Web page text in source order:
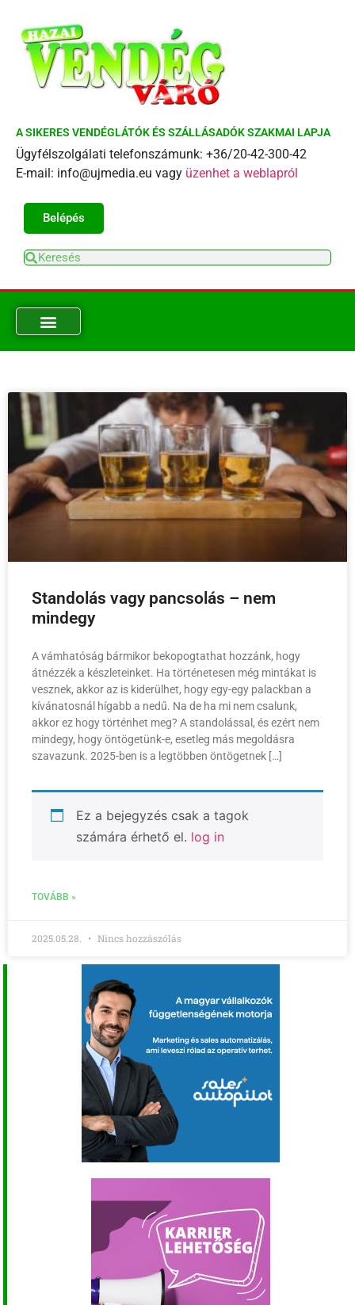
A SIKERES VENDÉGLÁTÓK ÉS SZÁLLÁSADÓK SZAKMAI LAPJA
Ügyfélszolgálati telefonszámunk: +36/20-42-300-42
E-mail: info@ujmedia.eu vagy üzenhet a weblapról
Belépés
Standolás vagy pancsolás – nem
mindegy
A vámhatóság bármikor bekopogtathat hozzánk, hogy
átnézzék a készleteinket. Ha történetesen még mintákat is
vesznek, akkor az is kiderülhet, hogy egy-egy palackban a
kívánatosnál hígabb a nedű. Na de ha mi nem csalunk,
akkor ez hogy történhet meg? A standolással, és ezért nem
mindegy, hogy öntögetünk-e, esetleg más megoldásra
szavazunk. 2025-ben is a legtöbben öntögetnek […]
Ez a bejegyzés csak a tagok
számára érhető el. log in
TOVÁBB »
2025.05.28. Nincs hozzászólás